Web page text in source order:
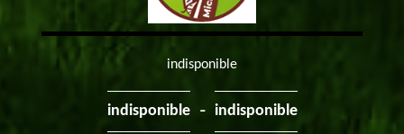
indisponible
indisponible - indisponible